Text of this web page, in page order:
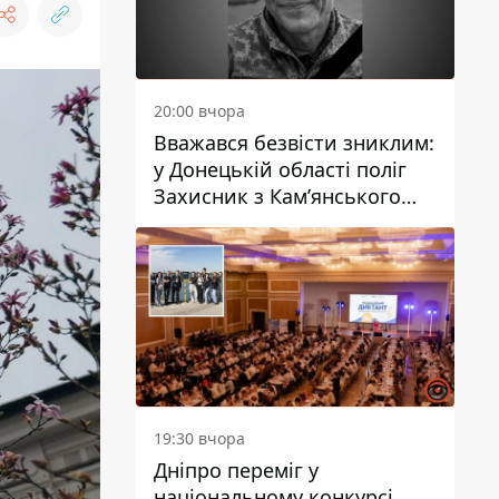
20:00 вчора
Вважався безвісти зниклим:
у Донецькій області поліг
Захисник з Кам’янського
Антон Красовський
19:30 вчора
Дніпро переміг у